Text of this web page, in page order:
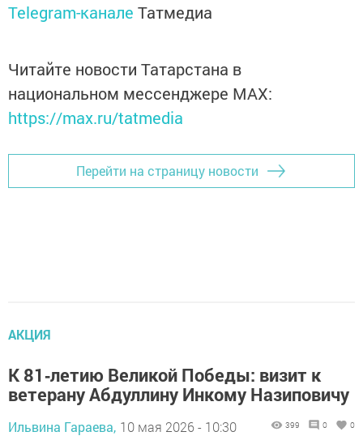
Telegram-канале Татмедиа
Читайте новости Татарстана в
национальном мессенджере MАХ:
https://max.ru/tatmedia
Перейти на страницу новости
АКЦИЯ
К 81‑летию Великой Победы: визит к
ветерану Абдуллину Инкому Назиповичу
Ильвина Гараева, 10 мая 2026 - 10:30 399 0 0